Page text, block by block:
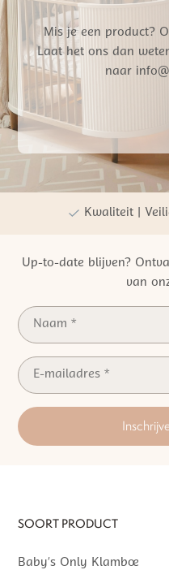
Mis je een product?
Laat het ons dan
naar
Gratis
Kwaliteit |
Up-to-date blijven?
van
SOORT PRODUCT
Baby’s Only Klamboe